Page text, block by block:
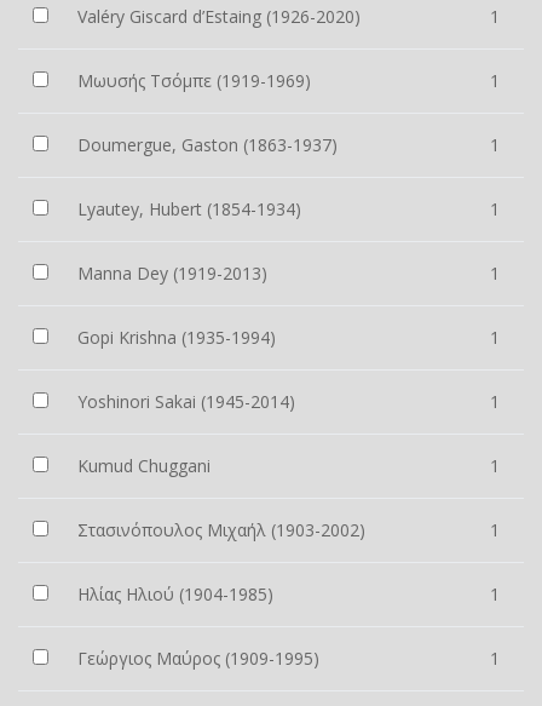
Valéry Giscard d’Estaing (1926-2020) 1
Μωυσής Τσόμπε (1919-1969) 1
Doumergue, Gaston (1863-1937) 1
Lyautey, Hubert (1854-1934) 1
Manna Dey (1919-2013) 1
Gopi Krishna (1935-1994) 1
Yoshinori Sakai (1945-2014) 1
Kumud Chuggani 1
Στασινόπουλος Μιχαήλ (1903-2002) 1
Ηλίας Ηλιού (1904-1985) 1
Γεώργιος Μαύρος (1909-1995) 1